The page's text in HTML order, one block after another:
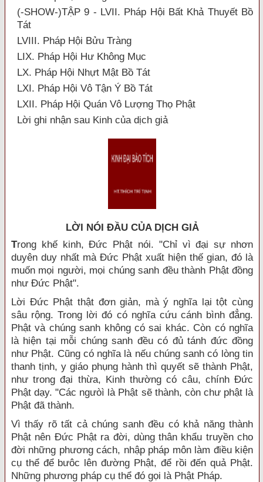
(-SHOW-)TẬP 9 - LVII. Pháp Hội Bất Khả Thuyết Bồ
Tát
LVIII. Pháp Hội Bửu Tràng
LIX. Pháp Hội Hư Không Mục
LX. Pháp Hội Nhựt Mật Bồ Tát
LXI. Pháp Hội Vô Tận Ý Bồ Tát
LXII. Pháp Hội Quán Vô Lượng Thọ Phật
Lời ghi nhận sau Kinh của dịch giả
LỜI NÓI ÐẦU CỦA DỊCH GIẢ
Trong khế kinh, Đức Phật nói. "Chỉ vì đại sự nhơn
duyên duy nhất mà Đức Phật xuất hiện thế gian, đó là
muốn mọi người, mọi chúng sanh đều thành Phật đồng
như Đức Phật".
Lời Đức Phật thật đơn giản, mà ý nghĩa lại tột cùng
sâu rộng. Trong lời đó có nghĩa cứu cánh bình đẳng.
Phật và chúng sanh không có sai khác. Còn có nghĩa
là hiện tại mỗi chúng sanh đều có đủ tánh đức đồng
như Phật. Cũng có nghĩa là nếu chúng sanh có lòng tin
thanh tịnh, y giáo phụng hành thì quyết sẽ thành Phật,
như trong đại thừa, Kinh thường có câu, chính Đức
Phật dạy. "Các ngưòì là Phật sẽ thành, còn chư phật là
Phật đã thành.
Vì thấy rõ tất cả chúng sanh đều có khả năng thành
Phật nên Đức Phật ra đời, dùng thân khẩu truyền cho
đời những phương cách, nhập pháp môn làm điều kiện
cụ thể để bưôc lên đường Phật, để rồi đến quả Phật.
Những phương pháp cụ thể đó gọi là Phật Pháp.